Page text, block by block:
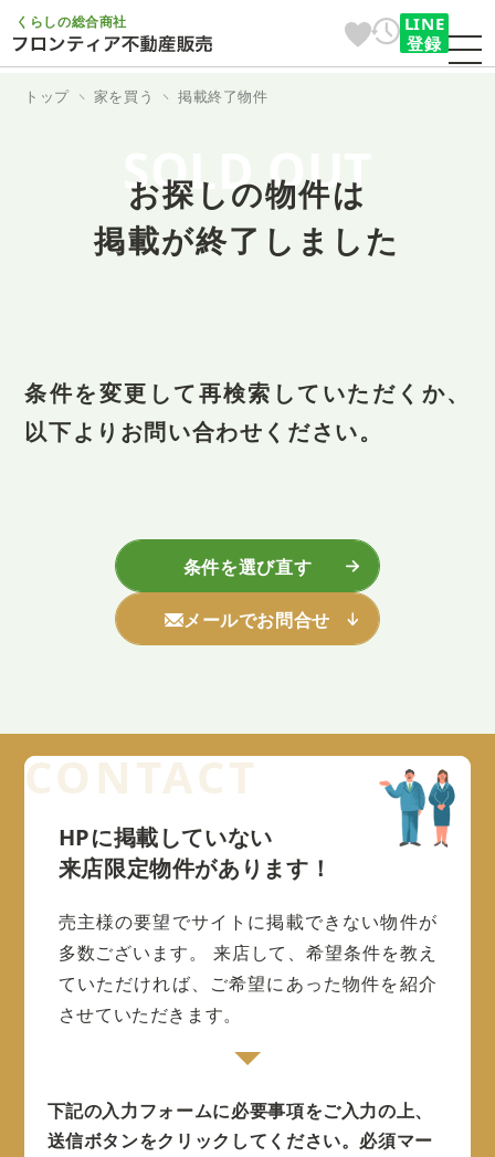
くらしの総合商社
LINE
登録
トップ 家を買う 掲載終了物件
SOLD OUT
お探しの物件は
掲載が終了しました
条件を変更して再検索していただくか、
以下よりお問い合わせください。
条件を選び直す
メールでお問合せ
HPに掲載していない
来店限定物件があります！
売主様の要望でサイトに掲載できない物件が
多数ございます。
来店して、希望条件を教え
ていただければ、ご希望にあった物件を紹介
させていただきます。
下記の入力フォームに必要事項をご入力の上、
送信ボタンをクリックしてください。 必須マー